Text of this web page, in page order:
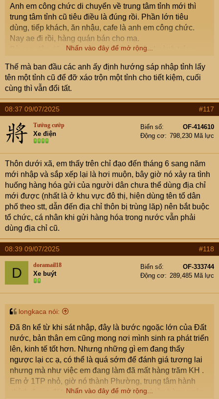
Anh em công chức di chuyển về trung tâm tỉnh mới thì
trung tâm tỉnh cũ tiêu điều là đúng rồi. Phần lớn tiêu
dùng, tiếp khách, ăn nhậu, cafe là anh em công chức.
Nay ae đi rồi, hàng quán bán cho ma.
Bà con dân dã, mấy ai đi nhậu đều, nhậu hoành tráng,
Nhấn vào đây để mở rộng...
Thế mà ban đầu các anh ấy định hướng sáp nhập tỉnh lấy
tên một tỉnh cũ để đỡ xáo trộn một tỉnh cho tiết kiệm, cuối
cùng thì vẫn đổi tất.
08:37 09/07/2025 #117
Tướng cướp
Xe điện
Biển số
OF-414610
Động cơ
798,230 Mã lực
Thôn dưới xã, em thấy trên chỉ đạo đến tháng 6 sang năm
mới nhập và sắp xếp lại là hơi muộn, bây giờ nó xảy ra tình
huống hàng hóa gửi của người dân chưa thể dùng địa chỉ
mới được (nhất là ở khu vực đô thị, hiện dùng tên tổ dân
phố theo stt, dẫn đến địa chỉ thôn bị trùng lăp) nên bắt buộc
tổ chức, cá nhân khi gửi hàng hóa trong nước vẫn phải
dùng địa chỉ cũ.
08:39 09/07/2025 #118
D doramail18
Xe buýt
Biển số
OF-333744
Động cơ
289,485 Mã lực
longkaca nói:
Đã 8n kể từ khi sát nhập, đây là bước ngoặc lớn của Đất
nước, bản thân em cũng mong nơi mình sinh ra phát triển
lên, kinh tế tốt hơn. Nhưng những gì em đang thấy
ngược lại cc ạ, có thể là quá sớm để đánh giá tương lai
nhưng mà như việc em đang làm đã mất hàng trăm KH .
Em ở 1TP nhỏ, giờ nó thành Phường, trung tâm hành
chính được đặt ở Phường khác . Và dĩ nhiên hàng ngàn
Nhấn vào đây để mở rộng...